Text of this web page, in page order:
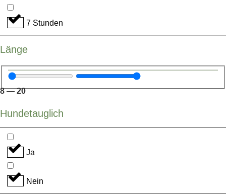
7 Stunden
Länge
8—20
Hundetauglich
Ja
Nein